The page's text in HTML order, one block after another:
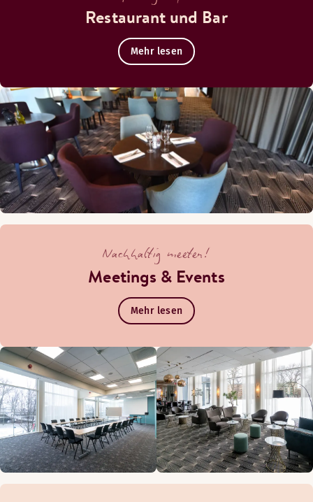
Restaurant und Bar
Mehr lesen
Nachhaltig meeten!
Meetings & Events
Mehr lesen